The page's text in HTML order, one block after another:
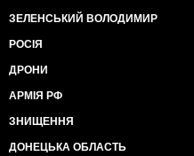
ЗЕЛЕНСЬКИЙ ВОЛОДИМИР
РОСІЯ
ДРОНИ
АРМІЯ РФ
ЗНИЩЕННЯ
ДОНЕЦЬКА ОБЛАСТЬ